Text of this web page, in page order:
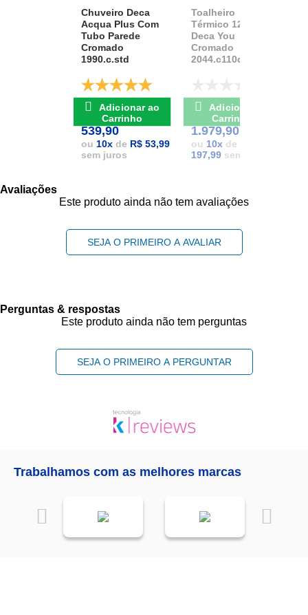
Chuveiro Deca
Acqua Plus Com
Tubo Parede
Cromado
1990.c.std
De: R$ 741,17
POR: R$
539,90
ou 10xde R$ 53,99
sem juros
Adicionar ao
Carrinho
Toalheiro
Térmico 127v
Deca You
Cromado
2044.c110d.aqc
De: R$ 2.111,37
POR: R$
1.979,90
ou 10x de
197,99sem juros
Carrinho
Avaliações
Este produto ainda não tem avaliações
SEJA O PRIMEIRO A AVALIAR
Perguntas & respostas
Este produto ainda não tem perguntas
SEJA O PRIMEIRO A PERGUNTAR
Trabalhamos com as melhores marcas